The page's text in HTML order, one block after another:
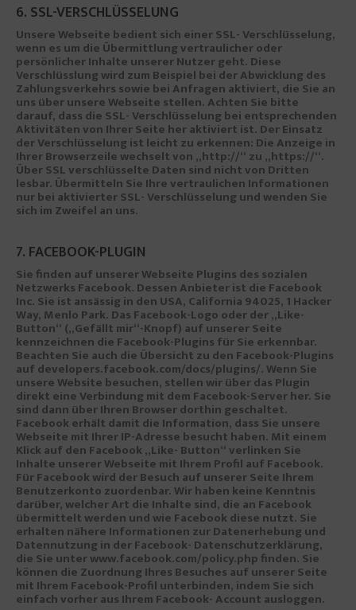
6. SSL-VERSCHLÜSSELUNG
Unsere Webseite bedient sich einer SSL- Verschlüsselung,
wenn es um die Übermittlung vertraulicher oder
persönlicher Inhalte unserer Nutzer geht. Diese
Verschlüsslung wird zum Beispiel bei der Abwicklung des
Zahlungsverkehrs sowie bei Anfragen aktiviert, die Sie an
uns über unsere Webseite stellen. Achten Sie bitte
darauf, dass die SSL- Verschlüsselung bei entsprechenden
Aktivitäten von Ihrer Seite her aktiviert ist. Der Einsatz
der Verschlüsselung ist leicht zu erkennen: Die Anzeige in
Ihrer Browserzeile wechselt von „http://“ zu „https://“.
Über SSL verschlüsselte Daten sind nicht von Dritten
lesbar. Übermitteln Sie Ihre vertraulichen Informationen
nur bei aktivierter SSL- Verschlüsselung und wenden Sie
sich im Zweifel an uns.
7. FACEBOOK-PLUGIN
Sie finden auf unserer Webseite Plugins des sozialen
Netzwerks Facebook. Dessen Anbieter ist die Facebook
Inc. Sie ist ansässig in den USA, California 94025, 1 Hacker
Way, Menlo Park. Das Facebook-Logo oder der „Like-
Button“ („Gefällt mir“-Knopf) auf unserer Seite
kennzeichnen die Facebook-Plugins für Sie erkennbar.
Beachten Sie auch die Übersicht zu den Facebook-Plugins
auf developers.facebook.com/docs/plugins/. Wenn Sie
unsere Website besuchen, stellen wir über das Plugin
direkt eine Verbindung mit dem Facebook-Server her. Sie
sind dann über Ihren Browser dorthin geschaltet.
Facebook erhält damit die Information, dass Sie unsere
Webseite mit Ihrer IP-Adresse besucht haben. Mit einem
Klick auf den Facebook „Like- Button“ verlinken Sie
Inhalte unserer Webseite mit Ihrem Profil auf Facebook.
Für Facebook wird der Besuch auf unserer Seite Ihrem
Benutzerkonto zuordenbar. Wir haben keine Kenntnis
darüber, welcher Art die Inhalte sind, die an Facebook
übermittelt werden und wie Facebook diese nutzt. Sie
erhalten nähere Informationen zur Datenerhebung und
Datennutzung in der Facebook- Datenschutzerklärung,
die Sie unter www.facebook.com/policy.php finden. Sie
können die Zuordnung Ihres Besuches auf unserer Seite
mit Ihrem Facebook-Profil unterbinden, indem Sie sich
einfach vorher aus Ihrem Facebook- Account ausloggen.